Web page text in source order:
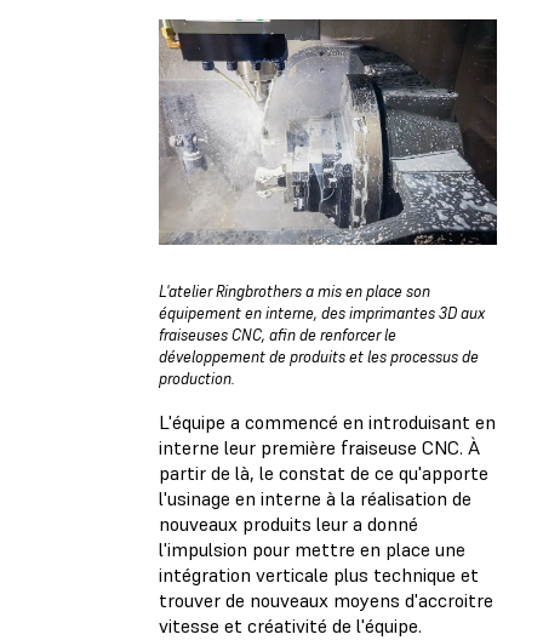
L'atelier Ringbrothers a mis en place son
équipement en interne, des imprimantes 3D aux
fraiseuses CNC, afin de renforcer le
développement de produits et les processus de
production.
L'équipe a commencé en introduisant en
interne leur première fraiseuse CNC. À
partir de là, le constat de ce qu'apporte
l'usinage en interne à la réalisation de
nouveaux produits leur a donné
l'impulsion pour mettre en place une
intégration verticale plus technique et
trouver de nouveaux moyens d'accroitre
vitesse et créativité de l'équipe.